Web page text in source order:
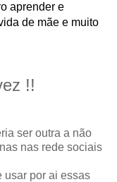
aprender e
de mãe e muito
!!
ser outra a não
nas rede sociais
usar por ai essas